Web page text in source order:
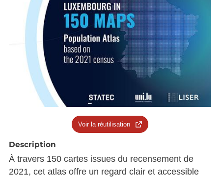
Voir la réutilisation
Description
À travers 150 cartes issues du recensement de
2021, cet atlas offre un regard clair et accessible